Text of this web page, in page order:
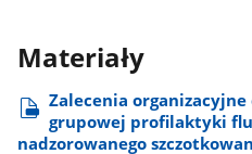
Materiały
Zalecenia
grupowej profilaktyki
nadzorowanego